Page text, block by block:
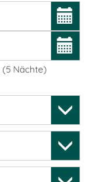
(5 Nächte)